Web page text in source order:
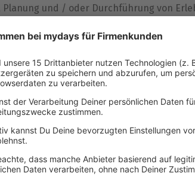
und / oder Durchführung von
vereinbart – Folgendes:
– Veranstalter des Gewinnspiels
GmbH als Zurverfügungsteller der
des Gewinnspiels durch Sie – die
sobald der Kontakt durch Sie
dass der Gewinner mit Bestätigung
aus Teil A. Ziffern 5-10, 11.4 . Hierzu
Falle der Verlosung einer Pauschalreise
des Erlebnisses erfolgt auf